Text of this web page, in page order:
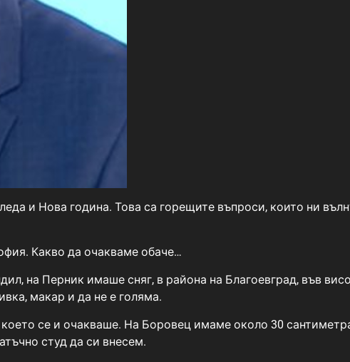
и Нова година. Това са горещите въпроси, които ни
Какво да очакваме обаче…
на Перник имаше сняг, в района на Благоевград, във
макар и да не е голяма.
се и очакваше. На Боровец имаме около 30
студ да си внесем.